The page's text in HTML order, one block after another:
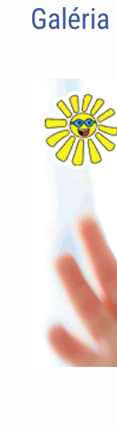
Galéria